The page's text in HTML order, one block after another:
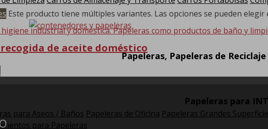
industrial y doméstica. Papeleras como productos de baño y
Papeleras, Papeleras de
Papeleras para
para Aseos / Baños Papeleras de Oficina Papeleras Grandes
para Papeleras
Este producto tiene múltiples variantes. Las opciones se pueden
de aceite doméstico